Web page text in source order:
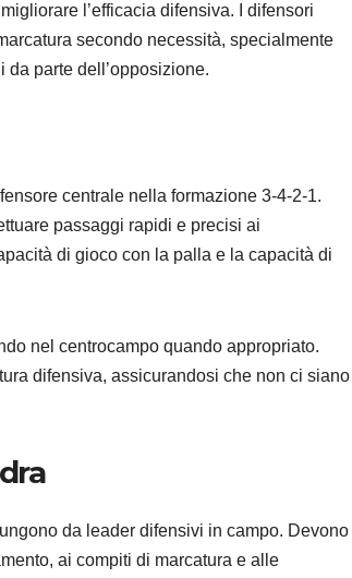
l’efficacia difensiva. I difensori
secondo necessità, specialmente
parte dell’opposizione.
centrale nella formazione 3-4-2-1.
passaggi rapidi e precisi ai
di gioco con la palla e la capacità di
nel centrocampo quando appropriato.
difensiva, assicurandosi che non ci siano
da leader difensivi in campo. Devono
ai compiti di marcatura e alle